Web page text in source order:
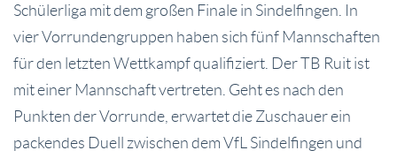
Schülerliga mit dem großen Finale in Sindelfingen. In
vier Vorrundengruppen haben sich fünf Mannschaften
für den letzten Wettkampf qualifiziert. Der TB Ruit ist
mit einer Mannschaft vertreten. Geht es nach den
Punkten der Vorrunde, erwartet die Zuschauer ein
packendes Duell zwischen dem VfL Sindelfingen und